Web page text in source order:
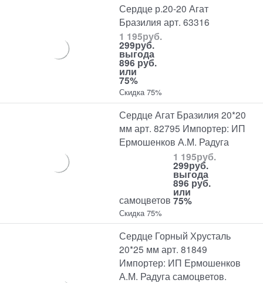
Сердце р.20-20 Агат
Бразилия арт. 63316
1 195руб.
299руб.
выгода
896 руб.
или
75%
Скидка 75%
Сердце Агат Бразилия 20*20
мм арт. 82795 Импортер: ИП
Ермошенков А.М. Радуга
самоцветов
1 195руб.
299руб.
выгода
896 руб.
или
75%
Скидка 75%
Сердце Горный Хрусталь
20*25 мм арт. 81849
Импортер: ИП Ермошенков
А.М. Радуга самоцветов.